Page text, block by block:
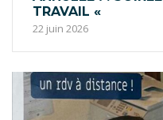
TRAVAIL «
22 juin 2026